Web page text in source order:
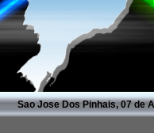
Sao Jose Dos Pinhais, 07 de